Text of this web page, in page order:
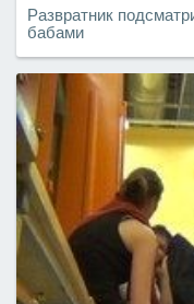
Развратник
бабами